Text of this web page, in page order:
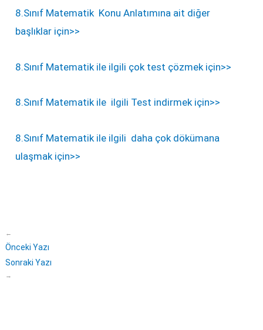
8.Sınıf Matematik Konu Anlatımına ait diğer
başlıklar için>>
8.Sınıf Matematik ile ilgili çok test çözmek için>>
8.Sınıf Matematik ile ilgili Test indirmek için>>
8.Sınıf Matematik ile ilgili daha çok dökümana
ulaşmak için>>
←
Önceki Yazı
Sonraki Yazı
→